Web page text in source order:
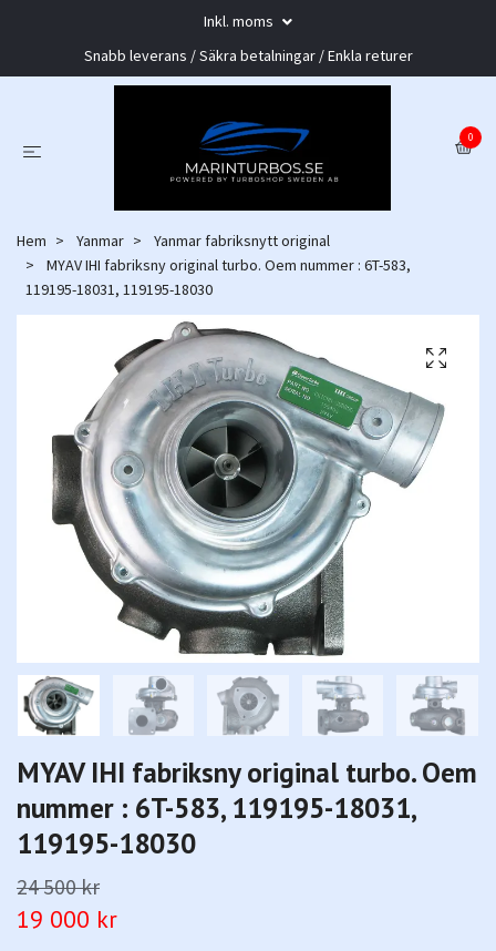
Inkl. moms
Snabb leverans / Säkra betalningar / Enkla returer
0
Hem Yanmar
Yanmar fabriksnytt original
MYAV IHI fabriksny original turbo. Oem nummer : 6T-583,
119195-18031, 119195-18030
MYAV IHI fabriksny original turbo. Oem
nummer : 6T-583, 119195-18031,
119195-18030
24 500 kr
19 000 kr